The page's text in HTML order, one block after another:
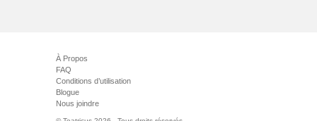
À Propos
FAQ
Conditions d’utilisation
Blogue
Nous joindre